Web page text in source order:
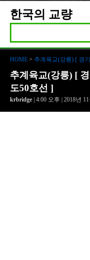
한국의 교량
HOME > 추계육교(강릉) [ 경
추계육교(강릉) [
도50호선 ]
krbridge | 4:00 오후 | 2018년